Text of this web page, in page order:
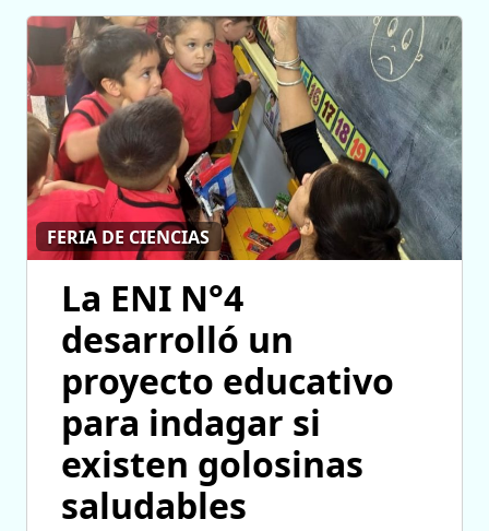
FERIA DE CIENCIAS
La ENI N°4
desarrolló un
proyecto educativo
para indagar si
existen golosinas
saludables